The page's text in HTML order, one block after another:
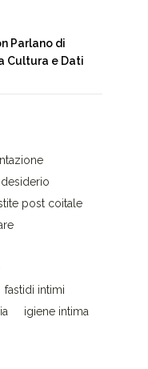
Parlano di
Cultura e Dati
post coitale
fastidi intimi
igiene intima